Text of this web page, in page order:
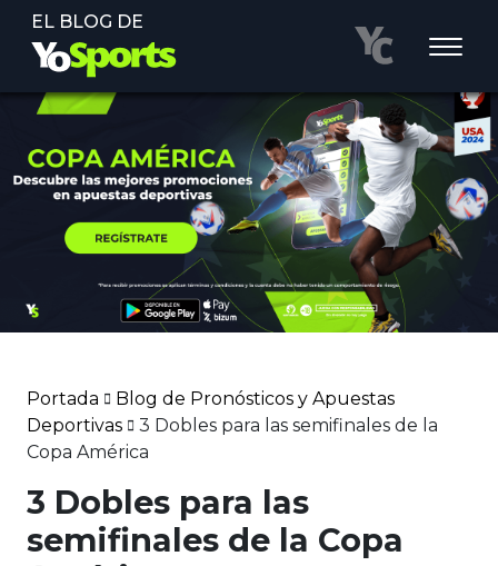
EL BLOG DE
Portada
Blog de Pronósticos y Apuestas
Deportivas
3 Dobles para las semifinales de la
Copa América
3 Dobles para las
semifinales de la Copa